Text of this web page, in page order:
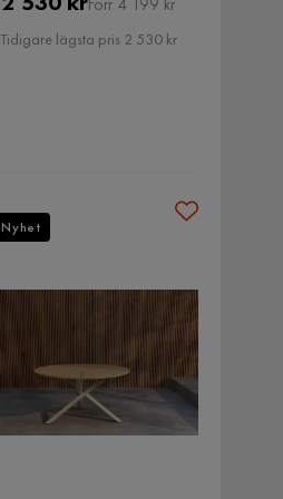
Pris
Förr 4 199 kr
Tidigare lägsta pris 2 530 kr
Nyhet